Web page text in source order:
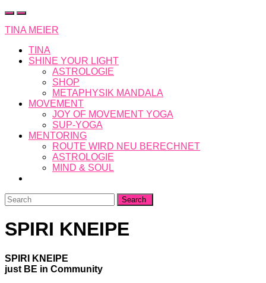
Skip
content
TINA MEIER
TINA
SHINE YOUR LIGHT
ASTROLOGIE
SHOP
METAPHYSIK MANDALA
MOVEMENT
JOY OF MOVEMENT YOGA
SUP-YOGA
MENTORING
ROUTE WIRD NEU BERECHNET
ASTROLOGIE
MIND & SOUL
Search
for:
SPIRI KNEIPE
SPIRI KNEIPE
just BE in Community